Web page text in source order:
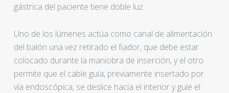
gástrica del paciente tiene doble luz.
Uno de los lúmenes actúa como canal de alimentación
del balón una vez retirado el fiador, que debe estar
colocado durante la maniobra de inserción, y el otro
permite que el cable guía, previamente insertado por
vía endoscópica, se deslice hacia el interior y guíe el